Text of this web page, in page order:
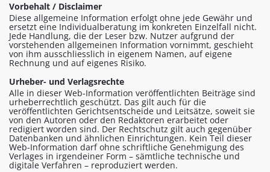
Vorbehalt / Disclaimer
Diese allgemeine Information erfolgt ohne jede Gewähr und
ersetzt eine Individualberatung im konkreten Einzelfall nicht.
Jede Handlung, die der Leser bzw. Nutzer aufgrund der
vorstehenden allgemeinen Information vornimmt, geschieht
von ihm ausschliesslich in eigenem Namen, auf eigene
Rechnung und auf eigenes Risiko.
Urheber- und Verlagsrechte
Alle in dieser Web-Information veröffentlichten Beiträge sind
urheberrechtlich geschützt. Das gilt auch für die
veröffentlichten Gerichtsentscheide und Leitsätze, soweit sie
von den Autoren oder den Redaktoren erarbeitet oder
redigiert worden sind. Der Rechtschutz gilt auch gegenüber
Datenbanken und ähnlichen Einrichtungen. Kein Teil dieser
Web-Information darf ohne schriftliche Genehmigung des
Verlages in irgendeiner Form – sämtliche technische und
digitale Verfahren – reproduziert werden.